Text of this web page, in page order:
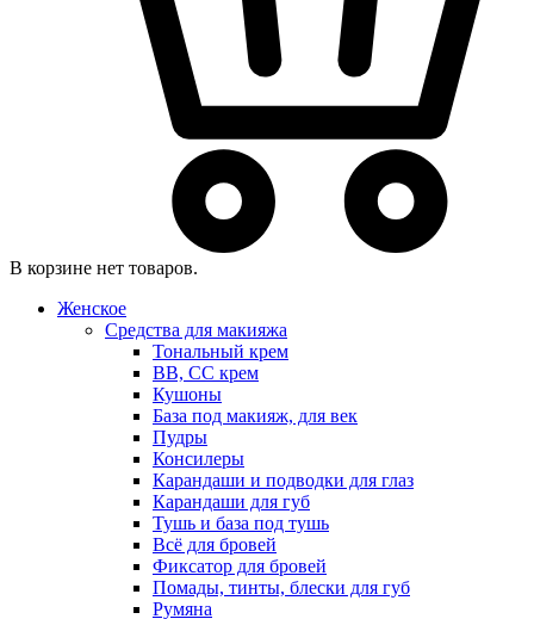
В корзине нет товаров.
Женское
Средства для макияжа
Тональный крем
BB, CC крем
Кушоны
База под макияж, для век
Пудры
Консилеры
Карандаши и подводки для глаз
Карандаши для губ
Тушь и база под тушь
Всё для бровей
Фиксатор для бровей
Помады, тинты, блески для губ
Румяна